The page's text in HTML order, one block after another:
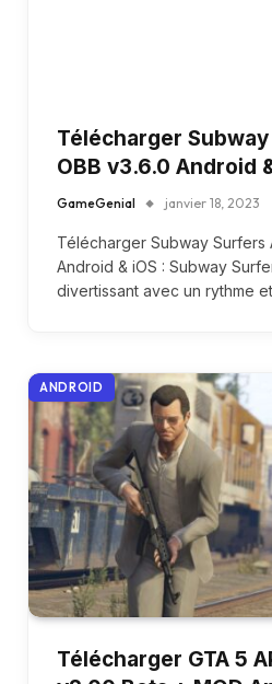
Télécharger
OBB v3.6.0 Android
GameGenial janvier 18, 2023
Télécharger Subway Surfers
Android & iOS : Subway
divertissant avec un rythme
ANDROID
Télécharger GTA 5